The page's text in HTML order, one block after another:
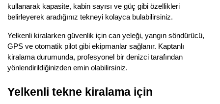
kullanarak kapasite, kabin sayısı ve güç gibi özellikleri
belirleyerek aradığınız tekneyi kolayca bulabilirsiniz.
Yelkenli kiralarken güvenlik için can yeleği, yangın söndürücü,
GPS ve otomatik pilot gibi ekipmanlar sağlanır. Kaptanlı
kiralama durumunda, profesyonel bir denizci tarafından
yönlendirildiğinizden emin olabilirsiniz.
Yelkenli tekne kiralama için